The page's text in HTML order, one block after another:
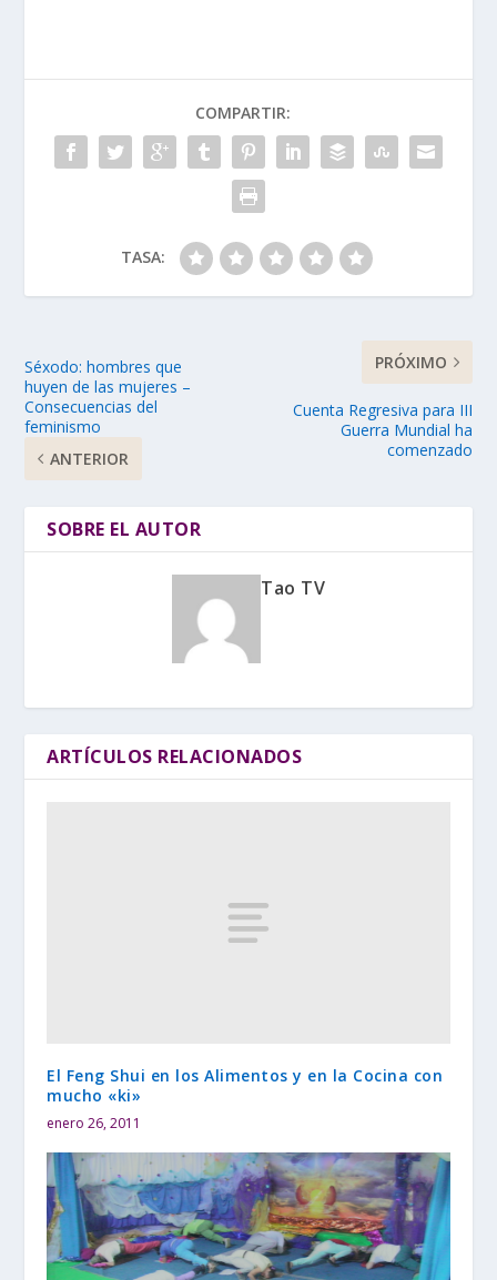
COMPARTIR:
TASA:
Séxodo: hombres que
huyen de las mujeres –
Consecuencias del
feminismo
ANTERIOR
PRÓXIMO
Cuenta Regresiva para III
Guerra Mundial ha
comenzado
SOBRE EL AUTOR
Tao TV
ARTÍCULOS RELACIONADOS
El Feng Shui en los Alimentos y en la Cocina con
mucho «ki»
enero 26, 2011